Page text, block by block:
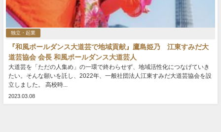
独立・起業
『和風ポールダンス大道芸で地域貢献』鷹島姫乃 江東すみだ大
道芸協会 会長 和風ポールダンス大道芸人
大道芸を「ただの人集め」の一環で終わらせず、地域活性化につなげていき
たい。そんな願いを託し、2022年、一般社団法人江東すみだ大道芸協会を設
立しました。 高校時...
2023.03.08